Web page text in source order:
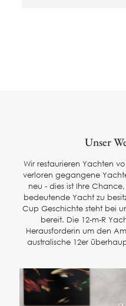
Unser
Wir restaurieren Yachten
verloren gegangene
neu - dies ist Ihre
bedeutende Yacht zu
Cup Geschichte steht bei
bereit. Die 12-m-R
Herausforderin um den
australische 12er